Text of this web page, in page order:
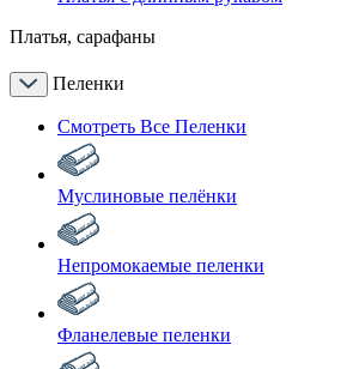
Платья, сарафаны
Пеленки
Смотреть Все Пеленки
Муслиновые пелёнки
Непромокаемые пеленки
Фланелевые пеленки